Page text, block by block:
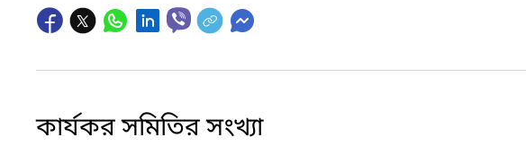
কার্যকর সমিতির সংখ্যা